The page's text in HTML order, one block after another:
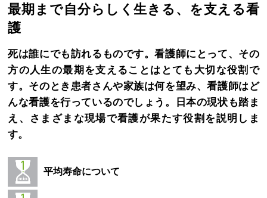
最期まで自分らしく生きる、を支える看
護
死は誰にでも訪れるものです。看護師にとって、その
方の人生の最期を支えることはとても大切な役割で
す。そのとき患者さんや家族は何を望み、看護師はど
んな看護を行っているのでしょう。日本の現状も踏ま
え、さまざまな現場で看護が果たす役割を説明しま
す。
平均寿命について